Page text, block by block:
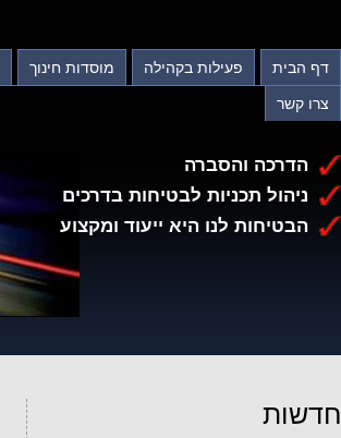
דף הבית פעילות בקהילה מוסדות חינוך
צרו קשר
הדרכה והסברה
ניהול תכניות לבטיחות בדרכים
הבטיחות לנו היא ייעוד ומקצוע
חדשות